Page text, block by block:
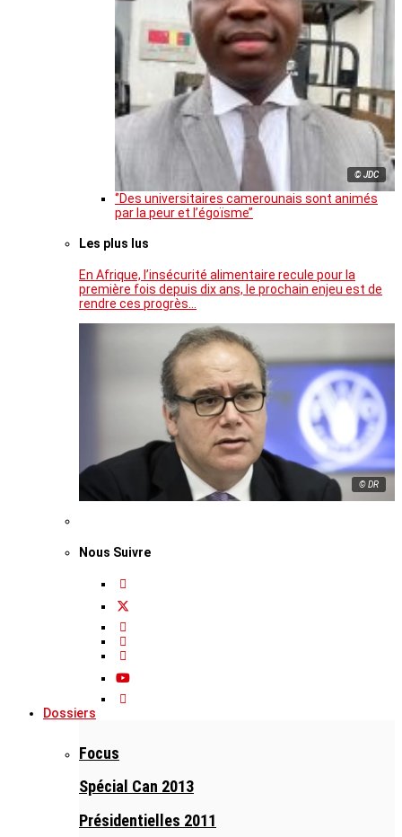
© JDC
‘’Des universitaires camerounais sont animés
par la peur et l’égoïsme’’
Les plus lus
En Afrique, l’insécurité alimentaire recule pour la
première fois depuis dix ans, le prochain enjeu est de
rendre ces progrès…
© DR
Nous Suivre
Dossiers
Focus
Spécial Can 2013
Présidentielles 2011